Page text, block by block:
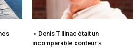
« Denis Tillinac était un
incomparable conteur »